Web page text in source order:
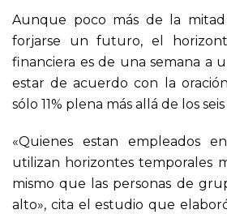
Aunque poco más de la
forjarse un futuro, el
financiera es de una semana a
estar de acuerdo con la
sólo 11% plena más allá de los seis
«Quienes estan empleados
utilizan horizontes temporales
mismo que las personas de
alto», cita el estudio que